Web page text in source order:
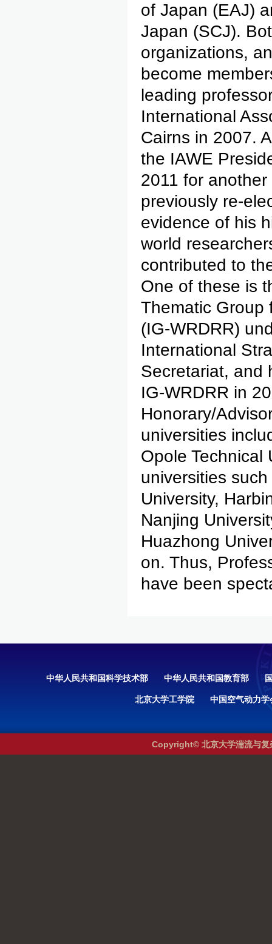
of Japan (EAJ)
Japan (SCJ).
organizations,
become
leading
International
Cairns in 2007.
the IAWE
2011 for
previously re-
evidence of his
world
contributed to
One of these is
Thematic Group
(IG-WRDRR)
International
Secretariat, and
IG-WRDRR in
Honorary/
universities
Opole Technical
universities
University,
Nanjing
Huazhong
on. Thus,
have been
中华人民共和国科学技术部 中华人民共和国教育部
北京大学工学院 中国空气动力学
Copyright© 北京大学湍流与